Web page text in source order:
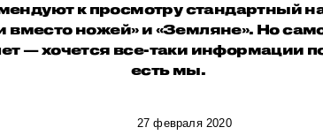
к просмотру стандартный
вместо ножей» и «Земляне». Но
— хочется все-таки информации
есть мы.
27 февраля 2020